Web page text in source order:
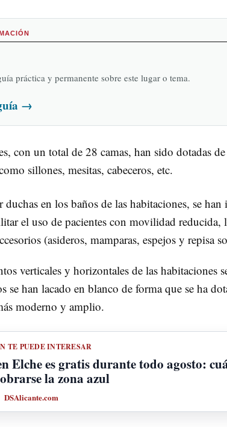
práctica y permanente sobre este lugar o tema.
→
con un total de 28 camas, han sido dotadas
sillones, mesitas, cabeceros, etc.
duchas en los baños de las habitaciones, se
el uso de pacientes con movilidad
(asideros, mamparas, espejos y repisa
verticales y horizontales de las habitaciones
se han lacado en blanco de forma que se ha
moderno y amplio.
TE PUEDE INTERESAR
Elche es gratis durante todo agosto:
la zona azul
DSAlicante.com